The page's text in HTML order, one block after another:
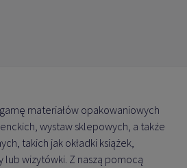
materiałów opakowaniowych
wystaw sklepowych, a także
takich jak okładki książek,
lub wizytówki. Z naszą pomocą